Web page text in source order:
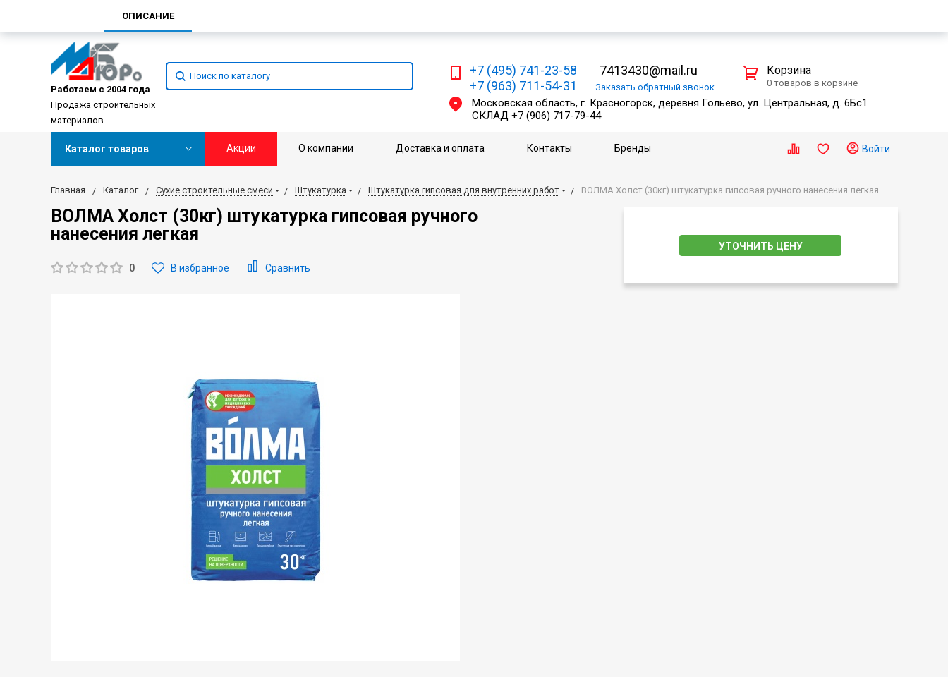
Работаем с 2004 года
Продажа строительных
материалов
+7 (495) 741-23-58
+7 (963) 711-54-31
7413430@mail.ru
Заказать обратный звонок
Московская область, г. Красногорск, деревня Гольево, ул. Центральная, д. 6Бс1
СКЛАД +7 (906) 717-79-44
Корзина
0 товаров в корзине
Каталог товаров Акции О компании Доставка и оплата Контакты Бренды Войти
Главная Каталог Сухие строительные смеси Штукатурка Штукатурка гипсовая для внутренних работ ВОЛМА Холст (30кг) штукатурка гипсовая ручного нанесения легкая
ВОЛМА Холст (30кг) штукатурка гипсовая ручного
нанесения легкая
0 В избранное Сравнить
УТОЧНИТЬ ЦЕНУ
ОПИСАНИЕ